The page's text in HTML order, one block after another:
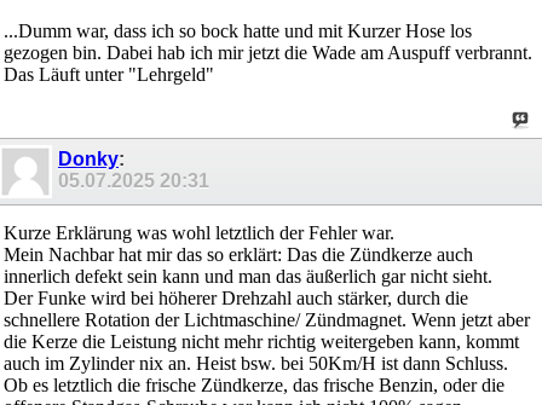
...Dumm war, dass ich so bock hatte und mit Kurzer Hose los
gezogen bin. Dabei hab ich mir jetzt die Wade am Auspuff verbrannt.
Das Läuft unter "Lehrgeld"
Donky:
05.07.2025 20:31
Kurze Erklärung was wohl letztlich der Fehler war.
Mein Nachbar hat mir das so erklärt: Das die Zündkerze auch
innerlich defekt sein kann und man das äußerlich gar nicht sieht.
Der Funke wird bei höherer Drehzahl auch stärker, durch die
schnellere Rotation der Lichtmaschine/ Zündmagnet. Wenn jetzt aber
die Kerze die Leistung nicht mehr richtig weitergeben kann, kommt
auch im Zylinder nix an. Heist bsw. bei 50Km/H ist dann Schluss.
Ob es letztlich die frische Zündkerze, das frische Benzin, oder die